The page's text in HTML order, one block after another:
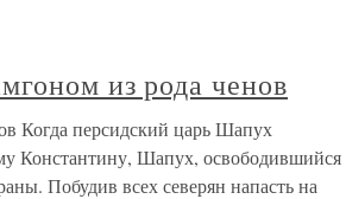
из рода ченов
Когда персидский царь Шапух
Константину, Шапух, освободившийся
Побудив всех северян напасть на